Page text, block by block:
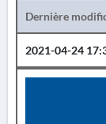
Dernière
2021-04-24